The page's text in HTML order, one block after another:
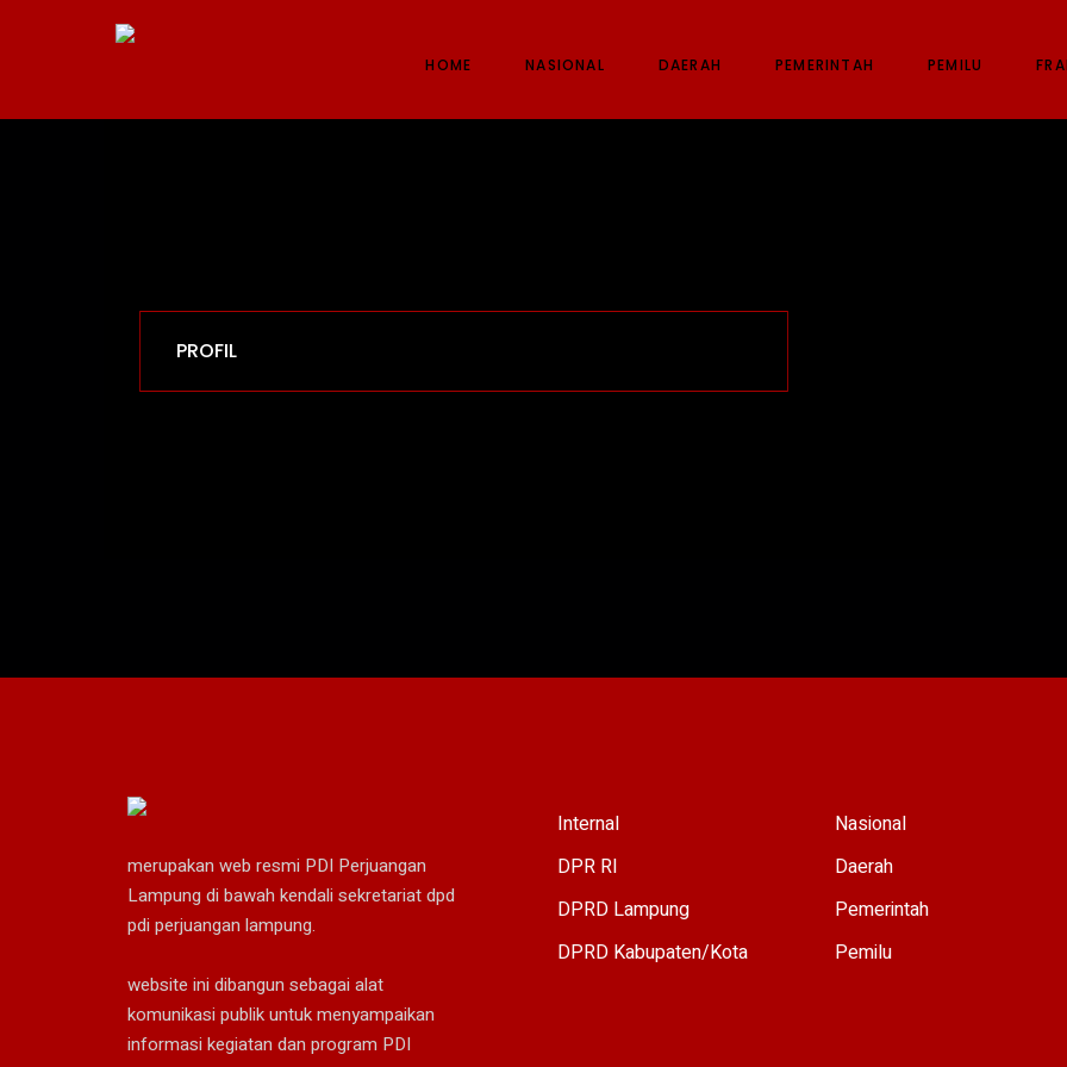
HOME NASIONAL DAERAH PEMERINTAH PEMILU
PROFIL
merupakan web resmi PDI Perjuangan
Lampung di bawah kendali sekretariat dpd
pdi perjuangan lampung.
website ini dibangun sebagai alat
komunikasi publik untuk menyampaikan
informasi kegiatan dan program PDI
Internal
DPR RI
DPRD Lampung
DPRD Kabupaten/Kota
Nasional
Daerah
Pemerintah
Pemilu